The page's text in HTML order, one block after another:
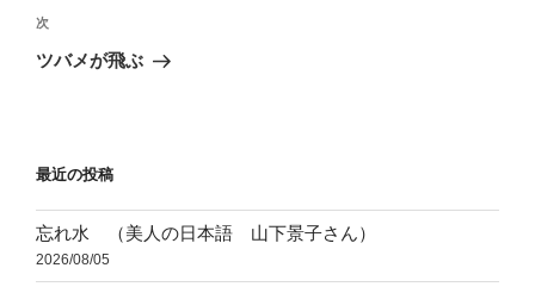
ビ
ゲ
ン
稿
次
の
次
ツバメが飛ぶ
最近の投稿
忘れ水 （美人の日本語 山下景子さん）
2026/08/05